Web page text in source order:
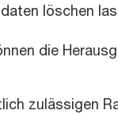
löschen
die
zulässigen